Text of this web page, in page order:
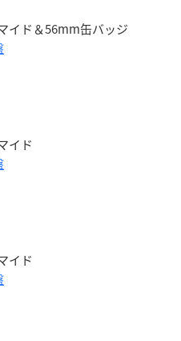
イド＆56mm缶バッジ
イド
イド